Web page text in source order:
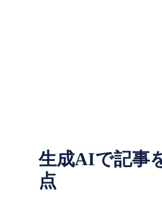
生成AIで記事
点